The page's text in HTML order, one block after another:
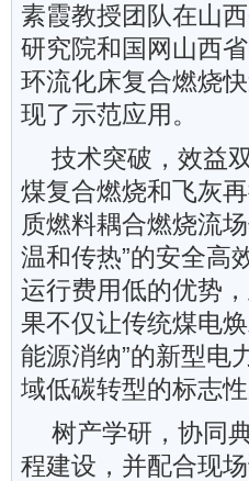
素霞教授团队在山
研究院和国网山西
环流化床复合燃烧
现了示范应用。
技术突破，效益
煤复合燃烧和飞灰
质燃料耦合燃烧流
温和传热”的安全高
运行费用低的优势
果不仅让传统煤电
能源消纳”的新型电
域低碳转型的标志性
树产学研，协同
程建设，并配合现